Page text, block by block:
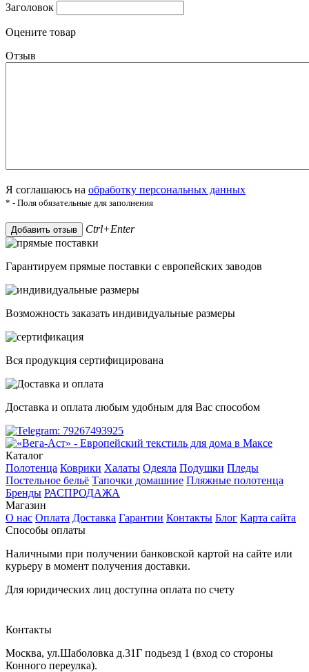
Заголовок
Оцените товар
Отзыв
Я соглашаюсь на обработку персональных данных
* - Поля обязательные для заполнения
Добавить отзыв Ctrl+Enter
Гарантируем прямые поставки с европейских заводов
Возможность заказать индивидуальные размеры
Вся продукция сертифицирована
Доставка и оплата любым удобным для Вас способом
Каталог
Полотенца Коврики Халаты Одеяла Подушки Пледы
Постельное бельё Тапочки домашние Пляжные полотенца
Бренды РАСПРОДАЖА
Магазин
О нас Оплата Доставка Гарантии Контакты Блог Карта сайта
Способы оплаты
Наличными при получении банковской картой на сайте или
курьеру в момент получения доставки.
Для юридических лиц доступна оплата по счету
Контакты
Москва, ул.Шаболовка д.31Г подьезд 1 (вход со стороны
Конного переулка).